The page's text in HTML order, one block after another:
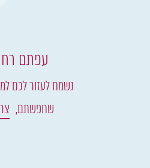
עפתם
נשמח לעזור לכם
שחפשתם,